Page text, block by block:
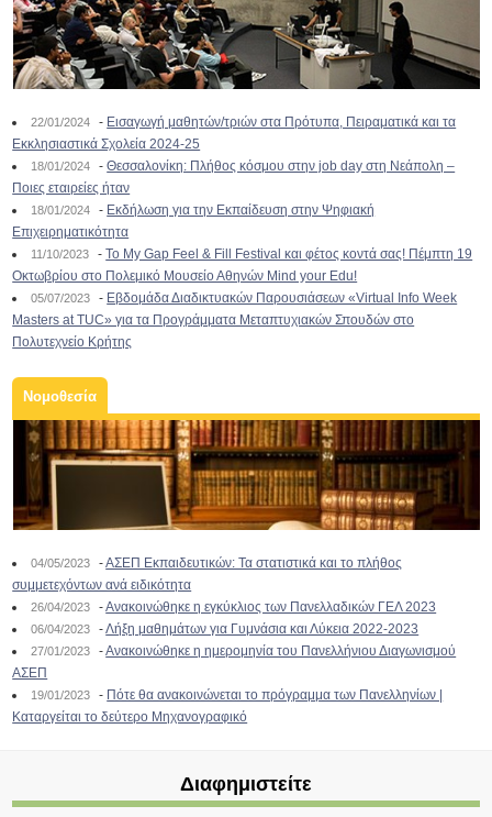
22/01/2024 - Εισαγωγή μαθητών/τριών στα Πρότυπα, Πειραματικά και τα
Εκκλησιαστικά Σχολεία 2024-25
18/01/2024 -Θεσσαλονίκη: Πλήθος κόσμου στην job day στη Νεάπολη –
Ποιες εταιρείες ήταν
18/01/2024 - Εκδήλωση για την Εκπαίδευση στην Ψηφιακή
Επιχειρηματικότητα
11/10/2023 -To My Gap Feel & Fill Festival και φέτος κοντά σας! Πέμπτη 19
Οκτωβρίου στο Πολεμικό Μουσείο Αθηνών Mind your Edu!
05/07/2023 - Εβδομάδα Διαδικτυακών Παρουσιάσεων «Virtual Info Week
Masters at TUC» για τα Προγράμματα Μεταπτυχιακών Σπουδών στο
Πολυτεχνείο Κρήτης
Νομοθεσία
04/05/2023 -ΑΣΕΠ Εκπαιδευτικών: Τα στατιστικά και το πλήθος
συμμετεχόντων ανά ειδικότητα
26/04/2023 -Ανακοινώθηκε η εγκύκλιος των Πανελλαδικών ΓΕΛ 2023
06/04/2023 -Λήξη μαθημάτων για Γυμνάσια και Λύκεια 2022-2023
27/01/2023 -Ανακοινώθηκε η ημερομηνία του Πανελλήνιου Διαγωνισμού
ΑΣΕΠ
19/01/2023 - Πότε θα ανακοινώνεται το πρόγραμμα των Πανελληνίων |
Καταργείται το δεύτερο Μηχανογραφικό
Διαφημιστείτε